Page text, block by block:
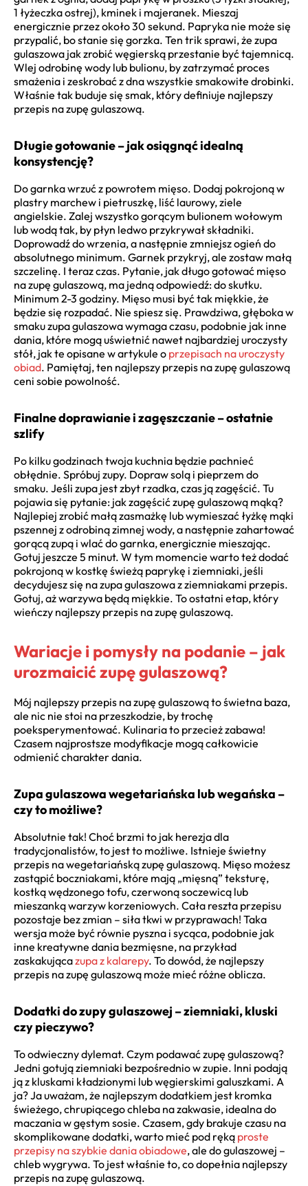
1 łyżeczka ostrej), kminek i majeranek. Mieszaj
energicznie przez około 30 sekund. Papryka nie może się
przypalić, bo stanie się gorzka. Ten trik sprawi, że zupa
gulaszowa jak zrobić węgierską przestanie być tajemnicą.
Wlej odrobinę wody lub bulionu, by zatrzymać proces
smażenia i zeskrobać z dna wszystkie smakowite drobinki.
Właśnie tak buduje się smak, który definiuje najlepszy
przepis na zupę gulaszową.
Długie gotowanie – jak osiągnąć idealną
konsystencję?
Do garnka wrzuć z powrotem mięso. Dodaj pokrojoną w
plastry marchew i pietruszkę, liść laurowy, ziele
angielskie. Zalej wszystko gorącym bulionem wołowym
lub wodą tak, by płyn ledwo przykrywał składniki.
Doprowadź do wrzenia, a następnie zmniejsz ogień do
absolutnego minimum. Garnek przykryj, ale zostaw małą
szczelinę. I teraz czas. Pytanie, jak długo gotować mięso
na zupę gulaszową, ma jedną odpowiedź: do skutku.
Minimum 2-3 godziny. Mięso musi być tak miękkie, że
będzie się rozpadać. Nie spiesz się. Prawdziwa, głęboka w
smaku zupa gulaszowa wymaga czasu, podobnie jak inne
dania, które mogą uświetnić nawet najbardziej uroczysty
stół, jak te opisane w artykule o przepisach na uroczysty
obiad. Pamiętaj, ten najlepszy przepis na zupę gulaszową
ceni sobie powolność.
Finalne doprawianie i zagęszczanie – ostatnie
szlify
Po kilku godzinach twoja kuchnia będzie pachnieć
obłędnie. Spróbuj zupy. Dopraw solą i pieprzem do
smaku. Jeśli zupa jest zbyt rzadka, czas ją zagęścić. Tu
pojawia się pytanie: jak zagęścić zupę gulaszową mąką?
Najlepiej zrobić małą zasmażkę lub wymieszać łyżkę mąki
pszennej z odrobiną zimnej wody, a następnie zahartować
gorącą zupą i wlać do garnka, energicznie mieszając.
Gotuj jeszcze 5 minut. W tym momencie warto też dodać
pokrojoną w kostkę świeżą paprykę i ziemniaki, jeśli
decydujesz się na zupa gulaszowa z ziemniakami przepis.
Gotuj, aż warzywa będą miękkie. To ostatni etap, który
wieńczy najlepszy przepis na zupę gulaszową.
Wariacje i pomysły na podanie – jak
urozmaicić zupę gulaszową?
Mój najlepszy przepis na zupę gulaszową to świetna baza,
ale nic nie stoi na przeszkodzie, by trochę
poeksperymentować. Kulinaria to przecież zabawa!
Czasem najprostsze modyfikacje mogą całkowicie
odmienić charakter dania.
Zupa gulaszowa wegetariańska lub wegańska –
czy to możliwe?
Absolutnie tak! Choć brzmi to jak herezja dla
tradycjonalistów, to jest to możliwe. Istnieje świetny
przepis na wegetariańską zupę gulaszową. Mięso możesz
zastąpić boczniakami, które mają „mięsną” teksturę,
kostką wędzonego tofu, czerwoną soczewicą lub
mieszanką warzyw korzeniowych. Cała reszta przepisu
pozostaje bez zmian – siła tkwi w przyprawach! Taka
wersja może być równie pyszna i sycąca, podobnie jak
inne kreatywne dania bezmięsne, na przykład
zaskakującazupa z kalarepy. To dowód, że najlepszy
przepis na zupę gulaszową może mieć różne oblicza.
Dodatki do zupy gulaszowej – ziemniaki, kluski
czy pieczywo?
To odwieczny dylemat. Czym podawać zupę gulaszową?
Jedni gotują ziemniaki bezpośrednio w zupie. Inni podają
ją z kluskami kładzionymi lub węgierskimi galuszkami. A
ja? Ja uważam, że najlepszym dodatkiem jest kromka
świeżego, chrupiącego chleba na zakwasie, idealna do
maczania w gęstym sosie. Czasem, gdy brakuje czasu na
skomplikowane dodatki, warto mieć pod ręką proste
przepisy na szybkie dania obiadowe, ale do gulaszowej –
chleb wygrywa. To jest właśnie to, co dopełnia najlepszy
przepis na zupę gulaszową.